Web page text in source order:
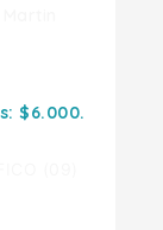
$6.000.